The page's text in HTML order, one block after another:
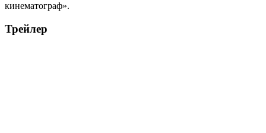
кинематограф».
Трейлер